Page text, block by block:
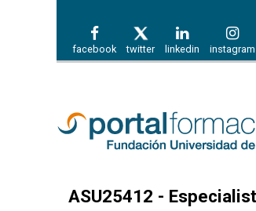
facebook twitter linkedin instagram
ASU25412 -